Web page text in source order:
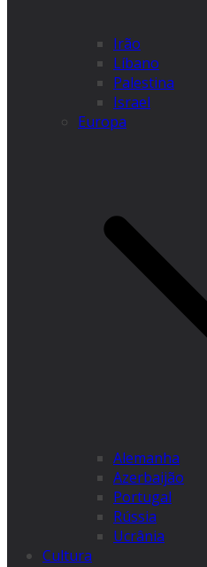
Irão
Líbano
Palestina
Israel
Europa
Alemanha
Azerbaijão
Portugal
Rússia
Ucrânia
Cultura